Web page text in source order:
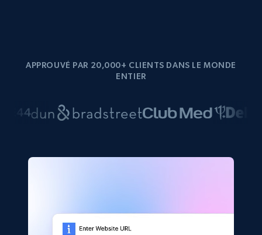
APPROUVÉ PAR 20,000+ CLIENTS DANS LE MONDE
ENTIER